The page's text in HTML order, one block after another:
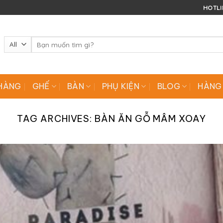
kiếm:
GHẾ BÀN PHỤ KIỆN BLOG
TAG ARCHIVES: BÀN ĂN GỖ MÂM XOAY